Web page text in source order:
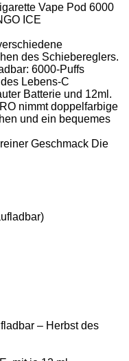
Vape Pod 6000
ICE
des Schiebereglers.
6000-Puffs
Lebens-C
Batterie und 12ml.
nimmt doppelfarbige
und ein bequemes
Geschmack Die
– Herbst des